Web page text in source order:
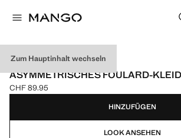
Zum Hauptinhalt wechseln
EXKLUSIV ONLINE
ASYMMETRISCHES FOULARD-KLEID
Aktueller Preis [CHF 89.95 ]
CHF 89.95
Wählen Sie eine Farbe
HINZUFÜGEN
LOOK ANSEHEN